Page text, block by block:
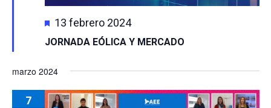
JORNADA EÓLICA Y MERCADO
Destacado
13 febrero 2024
marzo 2024
7